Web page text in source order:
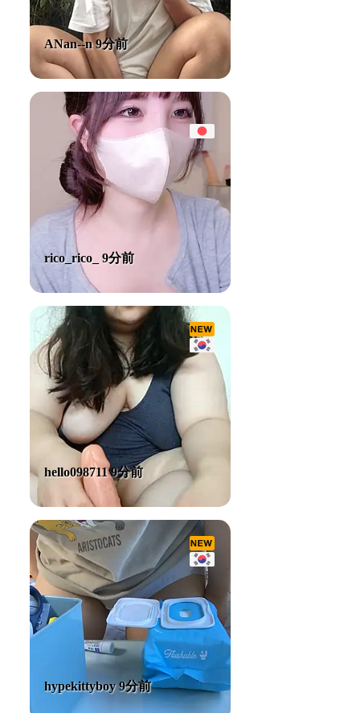
ANan--n 9分前
rico_rico_ 9分前
hello098711 9分前
hypekittyboy 9分前